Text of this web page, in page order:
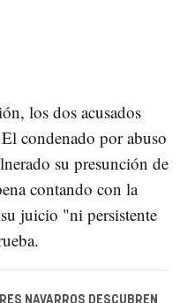
los dos acusados
condenado por abuso
su presunción de
contando con la
juicio "ni persistente